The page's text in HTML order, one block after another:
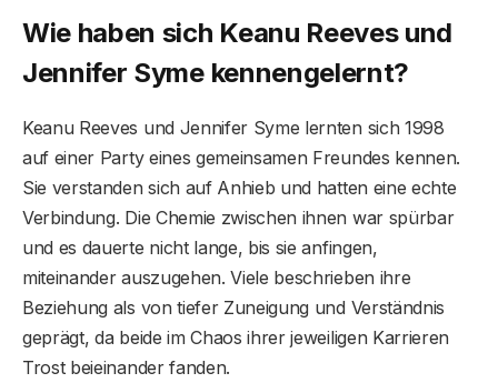
Wie haben sich Keanu Reeves und
Jennifer Syme kennengelernt?
Keanu Reeves und Jennifer Syme lernten sich 1998
auf einer Party eines gemeinsamen Freundes kennen.
Sie verstanden sich auf Anhieb und hatten eine echte
Verbindung. Die Chemie zwischen ihnen war spürbar
und es dauerte nicht lange, bis sie anfingen,
miteinander auszugehen. Viele beschrieben ihre
Beziehung als von tiefer Zuneigung und Verständnis
geprägt, da beide im Chaos ihrer jeweiligen Karrieren
Trost beieinander fanden.